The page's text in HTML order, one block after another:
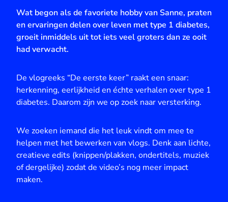
Wat begon als de favoriete hobby van Sanne, praten
en ervaringen delen over leven met type 1 diabetes,
groeit inmiddels uit tot iets veel groters dan ze ooit
had verwacht.
De vlogreeks “De eerste keer” raakt een snaar:
herkenning, eerlijkheid en échte verhalen over type 1
diabetes. Daarom zijn we op zoek naar versterking.
We zoeken iemand die het leuk vindt om mee te
helpen met het bewerken van vlogs. Denk aan lichte,
creatieve edits (knippen/plakken, ondertitels, muziek
of dergelijke) zodat de video’s nog meer impact
maken.